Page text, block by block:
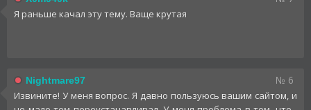
Я раньше качал эту тему. Ваще крутая
Nightmare97 № 6
Извините! У меня вопрос. Я давно пользуюсь вашим сайтом, и